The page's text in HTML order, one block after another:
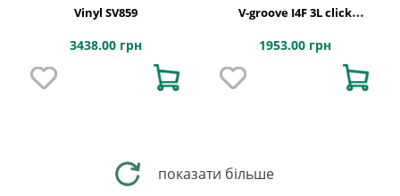
Vinyl SV859
3438.00 грн
V-groove I4F 3L click
1953.00 грн
показати більше